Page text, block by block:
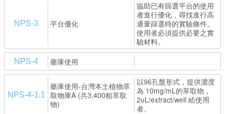
NPS-3 平台優化
協助已有篩選平台的使用
者進行優化，尋找進行高
通量篩選時的實驗條件。
使用者必須提供必要之實
驗材料。
NPS-4 藥庫使用
NPS-4-1.1
藥庫使用-台灣本土植物萃
取物庫A (共3,400粗萃取
物)
以96孔盤形式，提供濃度
為 10mg/mL的萃取物，
2uL/extract/well 給使用
者。